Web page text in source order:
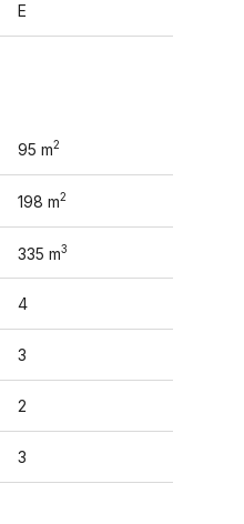
E
95 m2
198 m2
335 m3
4
3
2
3